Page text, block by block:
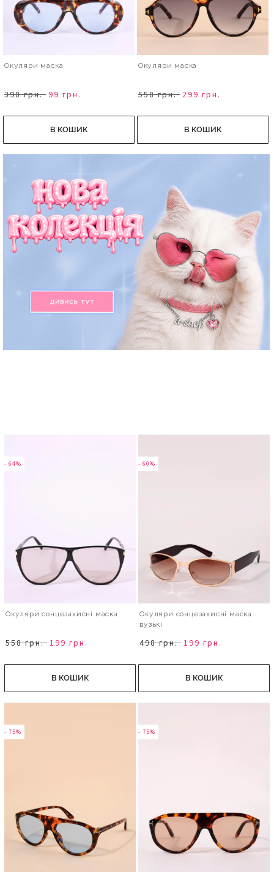
Окуляри маска
398 грн. 99 грн.
В КОШИК
Окуляри маска
558 грн. 299 грн.
В КОШИК
- 64%
Окуляри сонцезахисні маска
558 грн. 199 грн.
В КОШИК
- 60%
Окуляри сонцезахисні маска
вузькі
498 грн. 199 грн.
В КОШИК
- 75% - 75%